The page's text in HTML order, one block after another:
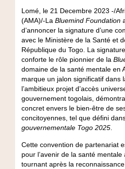
Lomé, le 21 Decembre 2023 -/
(AMA)/-La Bluemind Foundation
d’annoncer la signature d’une
avec le Ministère de la Santé et
République du Togo. La
conforte le rôle pionnier de la
domaine de la santé mentale en
marque un jalon significatif dans
l’ambitieux projet d’accès
gouvernement togolais,
concret envers le bien-être de
concitoyennes, tel que défini
gouvernementale Togo 2025.
Cette convention de partenariat
pour l’avenir de la santé
tournant après la